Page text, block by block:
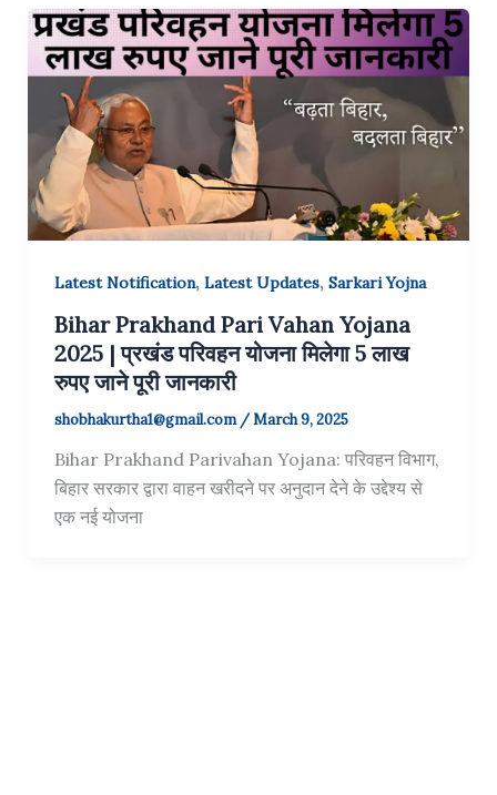
Latest Notification, Latest Updates, Sarkari Yojna
Bihar Prakhand Pari Vahan Yojana
2025 | प्रखंड परिवहन योजना मिलेगा 5 लाख
रुपए जाने पूरी जानकारी
shobhakurtha1@gmail.com /March 9, 2025
Bihar Prakhand Parivahan Yojana: परिवहन विभाग,
बिहार सरकार द्वारा वाहन खरीदने पर अनुदान देने के उद्देश्य से
एक नई योजना